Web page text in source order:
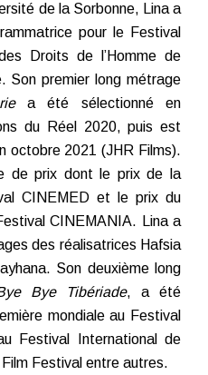
de la Sorbonne, Lina a
pour le Festival
Droits de l’Homme de
Son premier long métrage
a été sélectionné en
du Réel 2020, puis est
octobre 2021 (JHR Films).
de prix dont le prix de la
CINEMED et le prix du
CINEMANIA. Lina a
des réalisatrices Hafsia
Son deuxième long
Bye Tibériade, a été
mondiale au Festival
Festival International de
Festival entre autres.